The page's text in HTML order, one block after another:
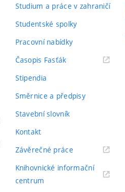
Studium a práce v zahraničí
Studentské spolky
Pracovní nabídky
Časopis Fasťák(externí
Stipendia
Směrnice a předpisy
Stavební slovník
Kontakt
Závěrečné práce(externí
Knihovnické informační
centrum